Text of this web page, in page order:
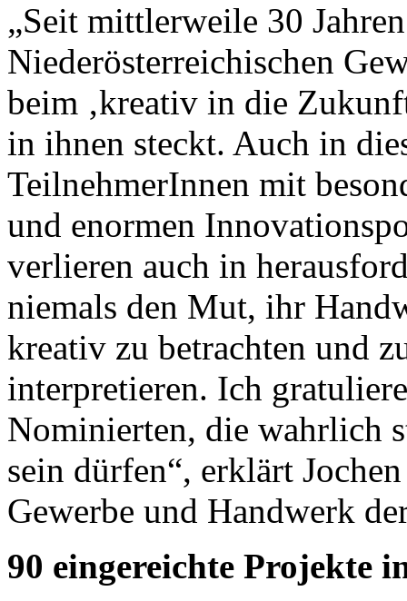
„Seit mittlerweile 30
Niederösterreichischen
beim ‚kreativ in die
in ihnen steckt. Auch in
TeilnehmerInnen mit
und enormen
verlieren auch in
niemals den Mut, ihr
kreativ zu betrachten und
interpretieren. Ich
Nominierten, die wahrlich
sein dürfen“, erklärt
Gewerbe und Handwerk
90 eingereichte Projekte